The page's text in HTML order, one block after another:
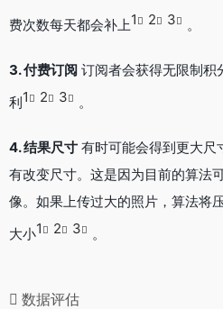
费次数每天都会补上1 2 3 。
3. 付费订阅 订阅者会获得无限制积
利1 2 3 。
4. 结果尺寸 有时可能会得到更大尺
有改变尺寸。这是因为目前的算法
像。如果上传过大的照片，算法将
大小1 2 3 。
数据评估